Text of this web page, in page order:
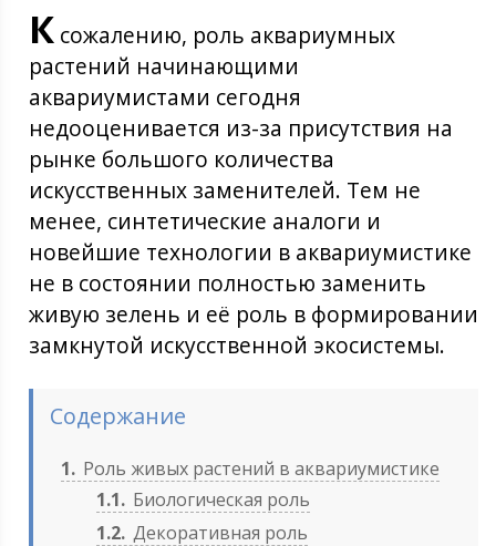
Ксожалению, роль аквариумных
растений начинающими
аквариумистами сегодня
недооценивается из-за присутствия на
рынке большого количества
искусственных заменителей. Тем не
менее, синтетические аналоги и
новейшие технологии в аквариумистике
не в состоянии полностью заменить
живую зелень и её роль в формировании
замкнутой искусственной экосистемы.
Содержание
1
Роль живых растений в аквариумистике
1.1
Биологическая роль
1.2 Декоративная роль